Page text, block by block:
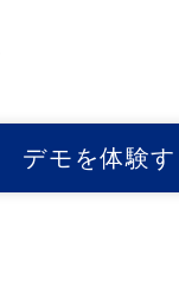
デモを体験